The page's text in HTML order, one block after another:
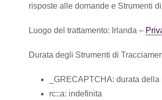
risposte alle domande e Strumenti
Luogo del trattamento: Irlanda –
Durata degli Strumenti di
_GRECAPTCHA: durata
rc::a: indefinita